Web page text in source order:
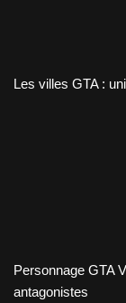
Les villes GTA :
Personnage GTA
antagonistes